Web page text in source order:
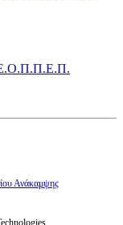
Ε.Ο.Π.Π.Ε.Π.
Ανάκαμψης